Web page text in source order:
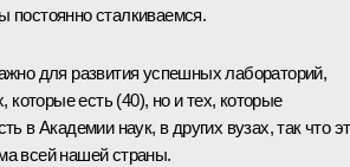
постоянно сталкиваемся.
для развития успешных лабораторий,
которые есть (40), но и тех, которые
в Академии наук, в других вузах, так что
всей нашей страны.